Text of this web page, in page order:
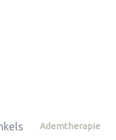
Ademtherapie